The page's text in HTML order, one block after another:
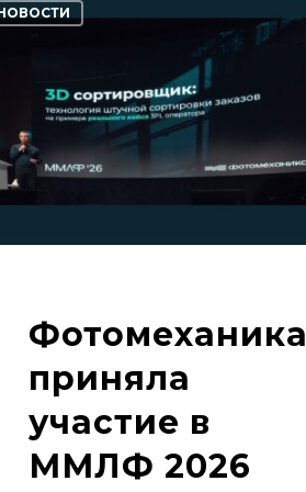
Фотомеханика
приняла
участие в
ММЛФ 2026